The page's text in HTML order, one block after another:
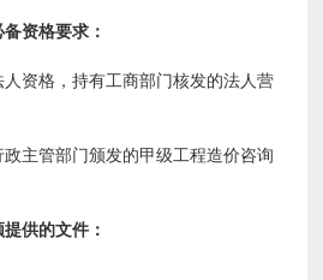
资格要求：
人资格，持有工商部门核发的法人营
政主管部门颁发的甲级工程造价咨询
供的文件：